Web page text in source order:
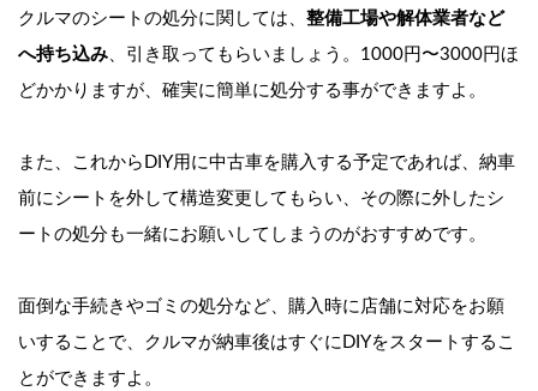
クルマのシートの処分に関しては、 整備工場や解体業者など
へ持ち込み 、引き取ってもらいましょう。1000円〜3000円ほ
どかかりますが、確実に簡単に処分する事ができますよ。
また、これからDIY用に中古車を購入する予定であれば、納車
前にシートを外して構造変更してもらい、その際に外したシ
ートの処分も一緒にお願いしてしまうのがおすすめです。
面倒な手続きやゴミの処分など、購入時に店舗に対応をお願
いすることで、クルマが納車後はすぐにDIYをスタートするこ
とができますよ。